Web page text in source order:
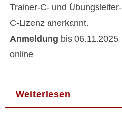
Trainer-C- und Übungsleiter-
C-Lizenz anerkannt.
Anmeldung bis 06.11.2025
online
Weiterlesen